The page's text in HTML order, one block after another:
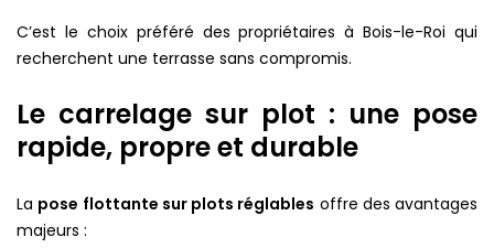
C’est le choix préféré des propriétaires à Bois-le-Roi qui
recherchent une terrasse sans compromis.
Le carrelage sur plot : une pose
rapide, propre et durable
La pose flottante sur plots réglables offre des avantages
majeurs :